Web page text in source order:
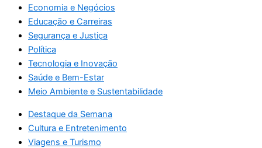
Economia e Negócios
Educação e Carreiras
Segurança e Justiça
Política
Tecnologia e Inovação
Saúde e Bem-Estar
Meio Ambiente e Sustentabilidade
Destaque da Semana
Cultura e Entretenimento
Viagens e Turismo